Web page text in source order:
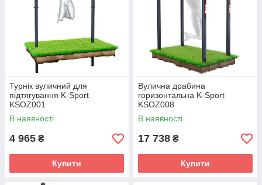
Турнік вуличний для
підтягування K-Sport
KSOZ001
В наявності
4 965 ₴
Купити
Вулична драбина
горизонтальна K-Sport
KSOZ008
В наявності
17 738 ₴
Купити